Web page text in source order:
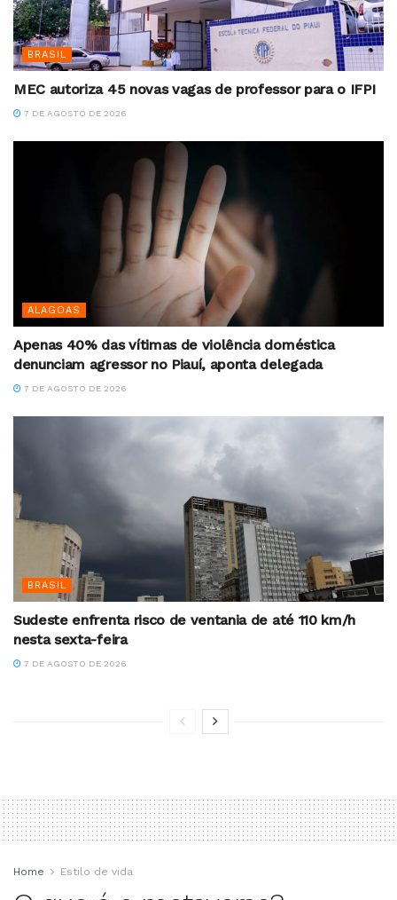
BRASIL
MEC autoriza 45 novas vagas de professor para o IFPI
7 DE AGOSTO DE 2026
ALAGOAS
Apenas 40% das vítimas de violência doméstica
denunciam agressor no Piauí, aponta delegada
7 DE AGOSTO DE 2026
BRASIL
Sudeste enfrenta risco de ventania de até 110 km/h
nesta sexta-feira
7 DE AGOSTO DE 2026
Home Estilo de vida